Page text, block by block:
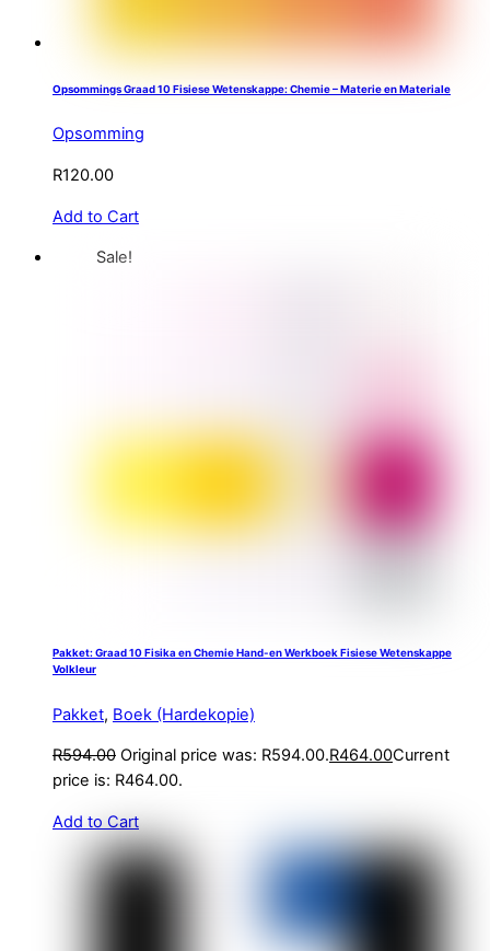
Opsommings Graad 10 Fisiese Wetenskappe: Chemie – Materie en Materiale
Opsomming
R120.00
Add to Cart
Sale!
Pakket: Graad 10 Fisika en Chemie Hand-en Werkboek Fisiese Wetenskappe
Volkleur
Pakket, Boek (Hardekopie)
R594.00 Original price was: R594.00.R464.00Current
price is: R464.00.
Add to Cart